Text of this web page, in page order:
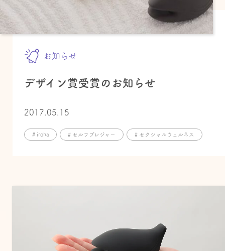
お知らせ
デザイン賞受賞のお知らせ
2017.05.15
# iroha # セルフプレジャー # セクシャルウェルネス